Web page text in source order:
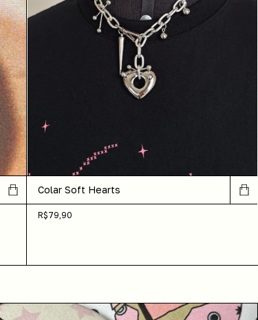
Colar Soft Hearts
R$79,90